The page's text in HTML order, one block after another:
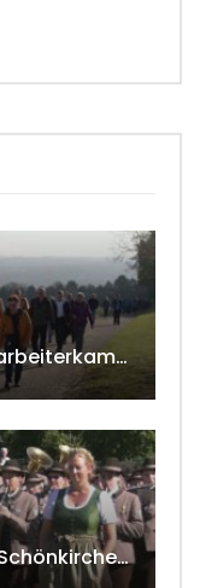
Wandertag der NÖ-Landarbeiterkammer in Hollabrunn 2024
Bezirksmusikfest 2023 in Schönkirchen-Reyersdorf